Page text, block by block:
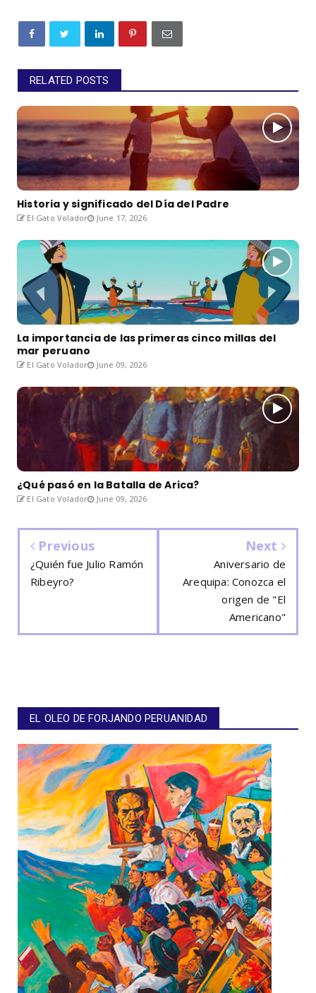
RELATED POSTS
Historia y significado del Día del Padre
El Gato Volador June 17, 2026
La importancia de las primeras cinco millas del
mar peruano
El Gato Volador June 09, 2026
¿Qué pasó en la Batalla de Arica?
El Gato Volador June 09, 2026
Previous
¿Quién fue Julio Ramón
Ribeyro?
Next
Aniversario de
Arequipa: Conozca el
origen de "El
Americano"
EL OLEO DE FORJANDO PERUANIDAD